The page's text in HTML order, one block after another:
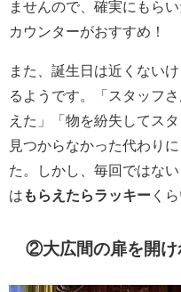
ませんので、確実にもら
カウンターがおすすめ！
また、誕生日は近くない
るようです。「スタッフ
えた」「物を紛失してス
見つからなかった代わり
た。しかし、毎回ではな
は もらえたらラッキー く
②大広間の扉を開け